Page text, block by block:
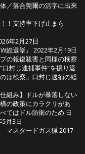
／落合莞爾の活字に出来
！支持率下げ止まら
年2月27日
総選挙』
2022年2月19日
の報復殺害と同様の検察
封じ逮捕事件”を振り返
は検察」口封じ逮捕の総
組み】ドルが暴落しない
の政策にカラクリがあ
てはドル防衛のため 日
5月3日
マスタードガス猟 2017